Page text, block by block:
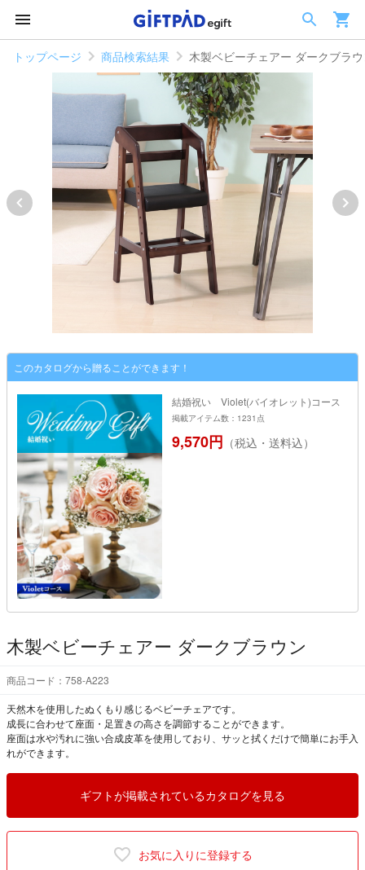
トップページ 商品検索結果 木製ベビーチェアー ダークブラ
このカタログから贈ることができます！
結婚祝い Violet(バイオレット)コース
掲載アイテム数：1231点
9,570円 （税込・送料込）
木製ベビーチェアー ダークブラウン
商品コード：758-A223
天然木を使用したぬくもり感じるベビーチェアです。
成長に合わせて座面・足置きの高さを調節することができます。
座面は水や汚れに強い合成皮革を使用しており、サッと拭くだけで簡単にお手入
れができます。
ギフトが掲載されているカタログを見る
お気に入りに登録する